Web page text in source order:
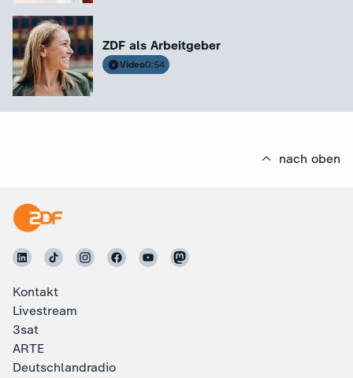
ZDF als Arbeitgeber
Video0:54
nach oben
Kontakt
Livestream
3sat
ARTE
Deutschlandradio